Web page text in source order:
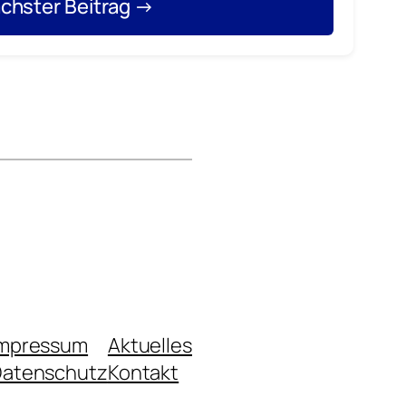
Beitrag →
Aktuelles
Kontakt